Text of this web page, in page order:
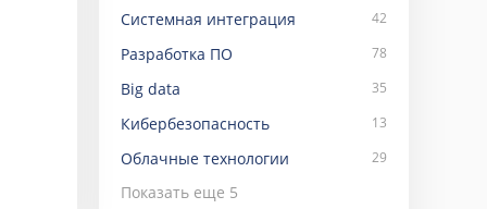
Системная интеграция 42
Разработка ПО 78
Big data 35
Кибербезопасность 13
Облачные технологии 29
Показать еще 5